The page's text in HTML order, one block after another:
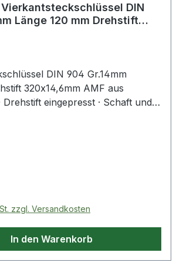
Vierkantsteckschlüssel DIN
Länge 120 mm Drehstift
DIN 904 Gr.14mm
320x14,6mm AMF aus
Drehstift eingepresst · Schaft und
zzgl. Versandkosten
In den Warenkorb